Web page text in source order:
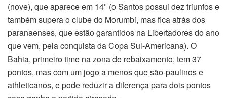
(nove), que aparece em 14º (o Santos possui dez triunfos e
também supera o clube do Morumbi, mas fica atrás dos
paranaenses, que estão garantidos na Libertadores do ano
que vem, pela conquista da Copa Sul-Americana). O
Bahia, primeiro time na zona de rebaixamento, tem 37
pontos, mas com um jogo a menos que são-paulinos e
athleticanos, e pode reduzir a diferença para dois pontos